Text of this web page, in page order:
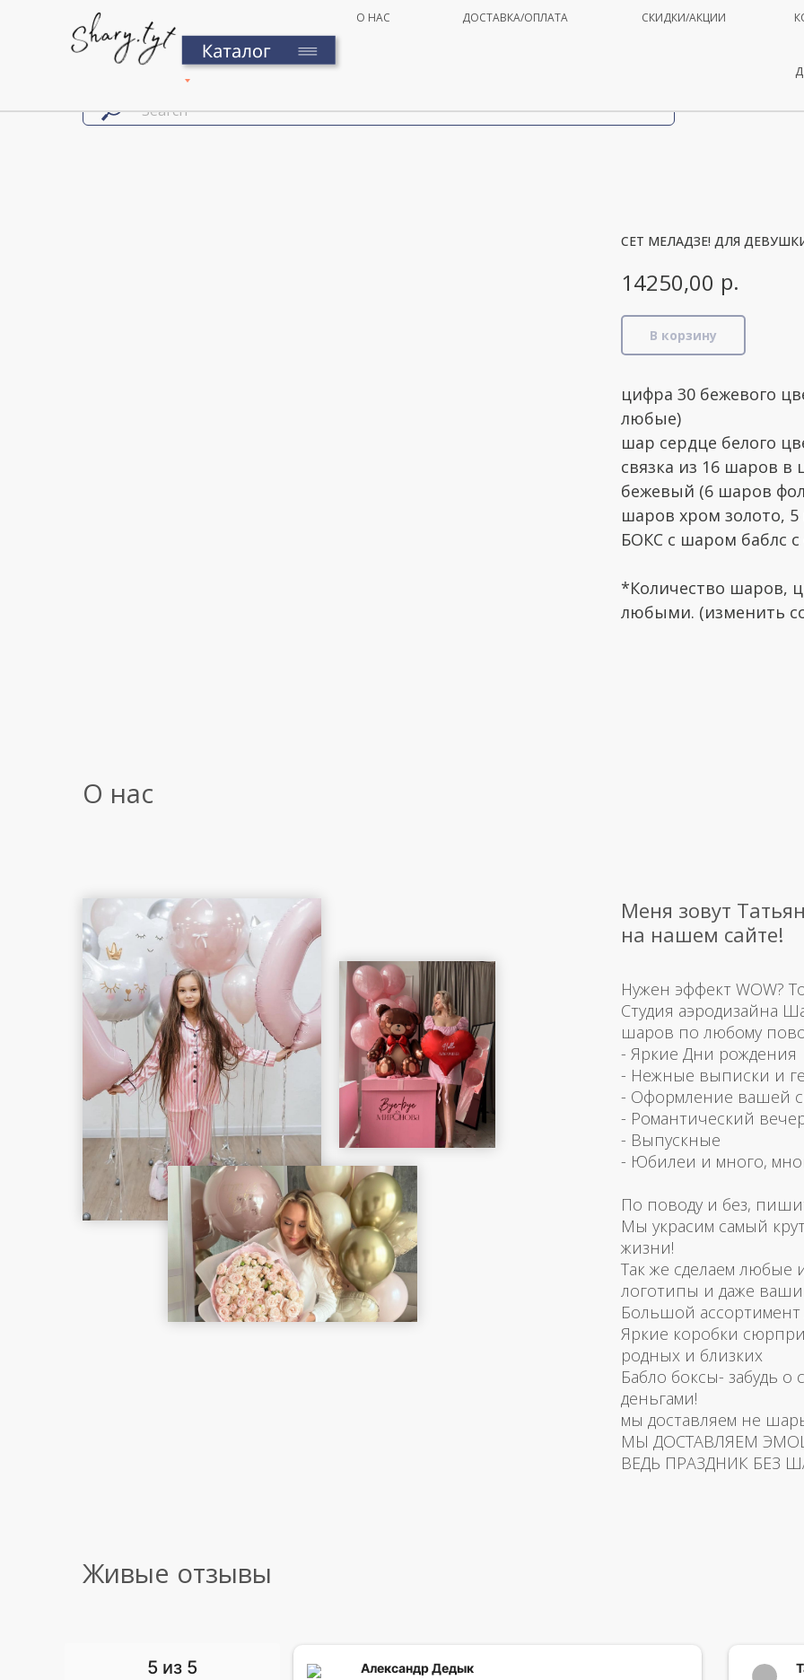
О НАС СКИДКИ/АКЦИИ
ДОСТАВКА/ОПЛАТА
СЕТ МЕЛАДЗЕ! ДЛЯ
14250,00 р.
В корзину
цифра 30 бежевого
любые)
шар сердце белого
связка из 16 шаров в
бежевый (6 шаров
шаров хром золото,
БОКС с шаром баблс
*Количество шаров,
любыми. (изменить
О нас
Меня зовут
на нашем сайте!
Нужен эффект WOW?
Студия аэродизайна
шаров по любому
- Яркие Дни рождения
- Нежные выписки и
- Оформление вашей
- Романтический
- Выпускные
- Юбилеи и много,
По поводу и без,
Мы украсим самый
жизни!
Так же сделаем любые
логотипы и даже
Большой
Яркие коробки
родных и близких
Бабло боксы- забудь о
деньгами!
мы доставляем не
МЫ ДОСТАВЛЯЕМ
ВЕДЬ ПРАЗДНИК БЕЗ
Живые отзывы
5 из 5 Александр Дедык